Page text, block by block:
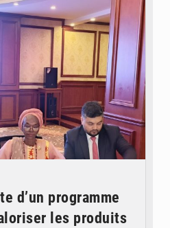
d’un programme
les produits